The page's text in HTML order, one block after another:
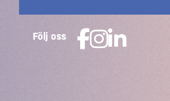
Följ oss